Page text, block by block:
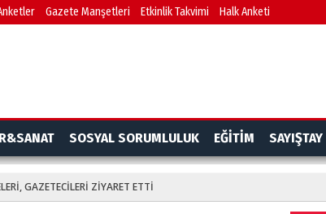
Gazete Manşetleri Etkinlik Takvimi Halk Anketi
SOSYAL SORUMLULUK EĞİTİM SAYIŞTAY
GAZETECİLERİ ZİYARET ETTİ